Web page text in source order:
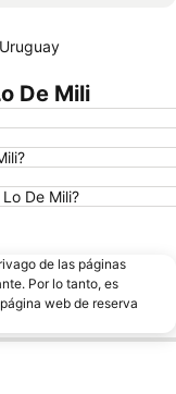
De Mili
De Mili?
de las páginas
Por lo tanto, es
web de reserva